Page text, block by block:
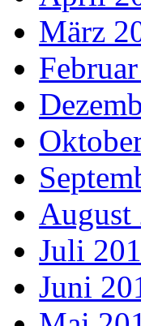
März
August
Juli
Juni